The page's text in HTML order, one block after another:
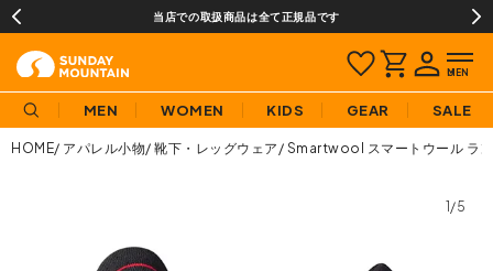
当店での取扱商品は全て正規品です
MEN WOMEN KIDS GEAR SALE
HOME アパレル小物 靴下・レッグウェア Smartwool スマートウール ラ
1/5